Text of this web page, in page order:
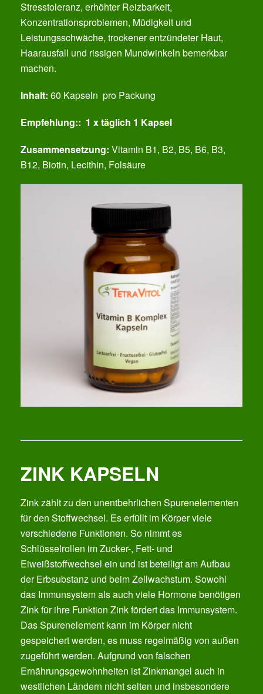
Stresstoleranz, erhöhter Reizbarkeit,
Konzentrationsproblemen, Müdigkeit und
Leistungsschwäche, trockener entzündeter Haut,
Haarausfall und rissigen Mundwinkeln bemerkbar
machen.
Inhalt: 60 Kapseln pro Packung
Empfehlung:: 1 x täglich 1 Kapsel
Zusammensetzung: Vitamin B1, B2, B5, B6, B3,
B12, Biotin, Lecithin, Folsäure
ZINK KAPSELN
Zink zählt zu den unentbehrlichen Spurenelementen
für den Stoffwechsel. Es erfüllt im Körper viele
verschiedene Funktionen. So nimmt es
Schlüsselrollen im Zucker-, Fett- und
Eiweißstoffwechsel ein und ist beteiligt am Aufbau
der Erbsubstanz und beim Zellwachstum. Sowohl
das Immunsystem als auch viele Hormone benötigen
Zink für ihre Funktion Zink fördert das Immunsystem.
Das Spurenelement kann im Körper nicht
gespeichert werden, es muss regelmäßig von außen
zugeführt werden. Aufgrund von falschen
Ernährungsgewohnheiten ist Zinkmangel auch in
westlichen Ländern nicht selten und insbesondere